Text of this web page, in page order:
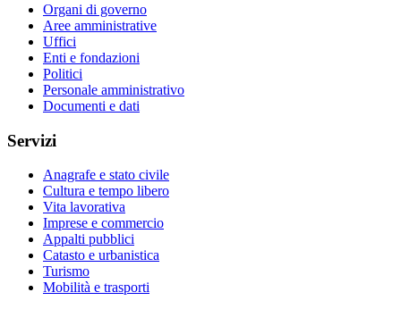
Organi di governo
Aree amministrative
Uffici
Enti e fondazioni
Politici
Personale amministrativo
Documenti e dati
Servizi
Anagrafe e stato civile
Cultura e tempo libero
Vita lavorativa
Imprese e commercio
Appalti pubblici
Catasto e urbanistica
Turismo
Mobilità e trasporti